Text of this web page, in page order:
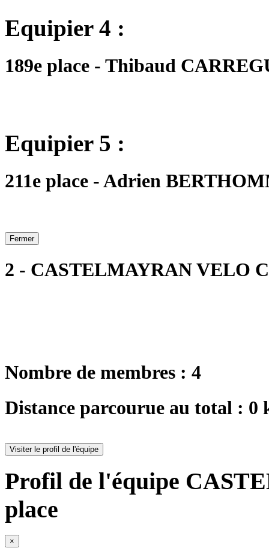
Equipier 4 :
189e place - Thibaud
Equipier 5 :
211e place - Adrien
Fermer
2 - CASTELMAYRAN VELO
Nombre de membres : 4
Distance parcourue au total : 0
Visiter le profil de l'équipe
Profil de l'équipe
place
×